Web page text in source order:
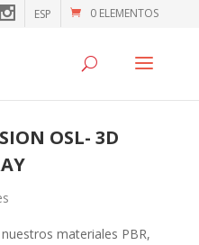
0 ELEMENTOS
ESP
OSL- 3D
materiales PBR,